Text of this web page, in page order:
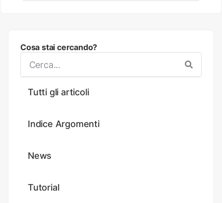
Cosa stai cercando?
Tutti gli articoli
Indice Argomenti
News
Tutorial